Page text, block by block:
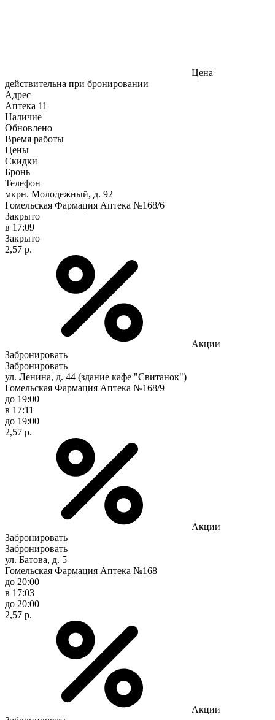
Цена
действительна при бронировании
Адрес
Аптека 11
Наличие
Обновлено
Время работы
Цены
Скидки
Бронь
Телефон
мкрн. Молодежный, д. 92
Гомельская Фармация Аптека №168/6
Закрыто
в 17:09
Закрыто
2,57 р.
Акции
Забронировать
Забронировать
ул. Ленина, д. 44 (здание кафе "Свитанок")
Гомельская Фармация Аптека №168/9
до 19:00
в 17:11
до 19:00
2,57 р.
Акции
Забронировать
Забронировать
ул. Батова, д. 5
Гомельская Фармация Аптека №168
до 20:00
в 17:03
до 20:00
2,57 р.
Акции